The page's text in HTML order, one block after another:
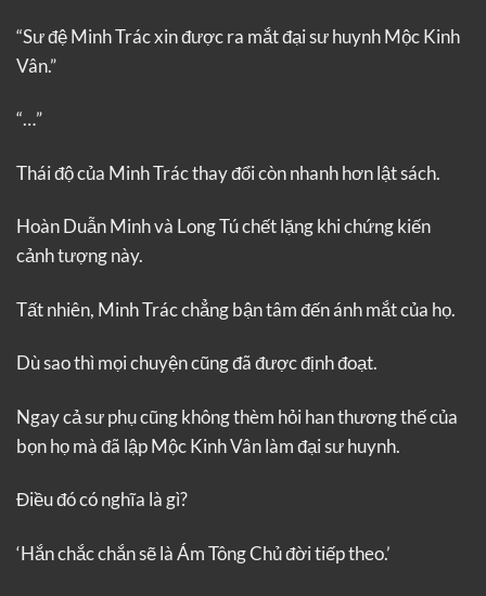
“Sư đệ Minh Trác xin được ra mắt đại sư huynh Mộc Kinh
Vân.”
“…”
Thái độ của Minh Trác thay đổi còn nhanh hơn lật sách.
Hoàn Duẫn Minh và Long Tú chết lặng khi chứng kiến
cảnh tượng này.
Tất nhiên, Minh Trác chẳng bận tâm đến ánh mắt của họ.
Dù sao thì mọi chuyện cũng đã được định đoạt.
Ngay cả sư phụ cũng không thèm hỏi han thương thế của
bọn họ mà đã lập Mộc Kinh Vân làm đại sư huynh.
Điều đó có nghĩa là gì?
‘Hắn chắc chắn sẽ là Ám Tông Chủ đời tiếp theo.’